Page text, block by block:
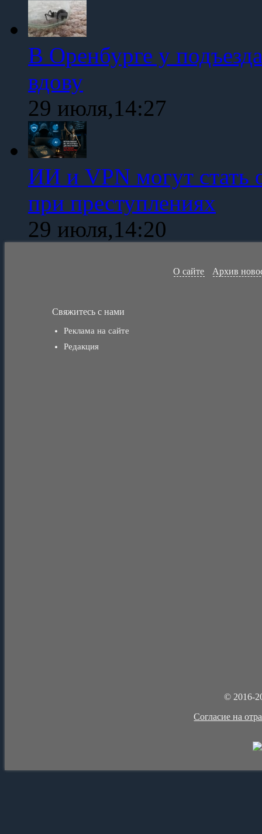
В Оренбурге у
вдову
29 июля,14:27
ИИ и VPN могут стать
при преступлениях
29 июля,14:20
О сайте Архив
Свяжитесь с нами
Реклама на сайте
Редакция
© 2016-
Cогласие на